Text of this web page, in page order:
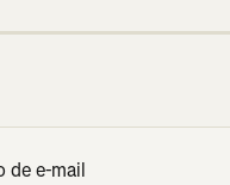
de e-mail